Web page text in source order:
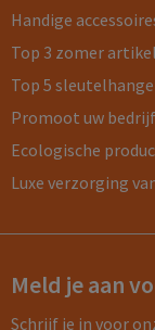
Handige
Top 3 zomer
Top 5
Promoot uw
Ecologische
Luxe verzorging
Meld je aan
Schrijf je in voor